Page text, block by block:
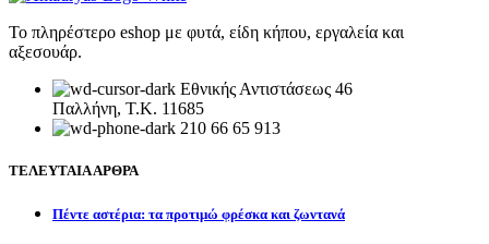
Το πληρέστερο eshop με φυτά, είδη κήπου, εργαλεία και
αξεσουάρ.
Εθνικής Αντιστάσεως 46
Παλλήνη, Τ.Κ. 11685
210 66 65 913
ΤΕΛΕΥΤΑΙΑ ΑΡΘΡΑ
Πέντε αστέρια: τα προτιμώ φρέσκα και ζωντανά